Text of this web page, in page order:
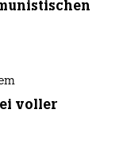
voller